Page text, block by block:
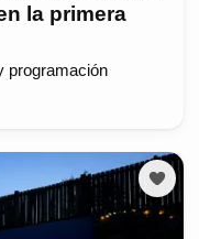
la primera
programación